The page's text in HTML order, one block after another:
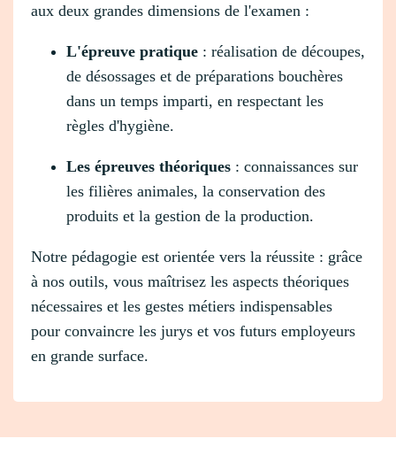
aux deux grandes dimensions de l'examen :
L'épreuve pratique : réalisation de découpes,
de désossages et de préparations bouchères
dans un temps imparti, en respectant les
règles d'hygiène.
Les épreuves théoriques : connaissances sur
les filières animales, la conservation des
produits et la gestion de la production.
Notre pédagogie est orientée vers la réussite : grâce
à nos outils, vous maîtrisez les aspects théoriques
nécessaires et les gestes métiers indispensables
pour convaincre les jurys et vos futurs employeurs
en grande surface.